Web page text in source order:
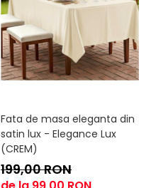
Fata de masa eleganta din
satin lux - Elegance Lux
(CREM)
199,00 RON